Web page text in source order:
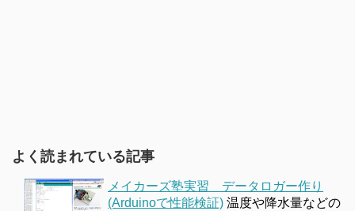
よく読まれている記事
メイカーズ塾実習 データロガー作り
(Arduinoで性能検証) 温度や降水量などの